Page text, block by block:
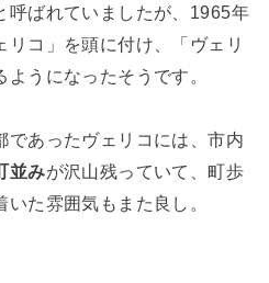
呼ばれていましたが、1965年
コ」を頭に付け、「ヴェリ
うになったそうです。
であったヴェリコには、市内
並みが沢山残っていて、町歩
た雰囲気もまた良し。